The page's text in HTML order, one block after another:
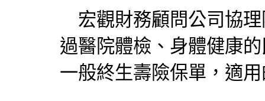
宏觀財務顧問公司協
過醫院體檢、身體健康
一般終生壽險保單，適